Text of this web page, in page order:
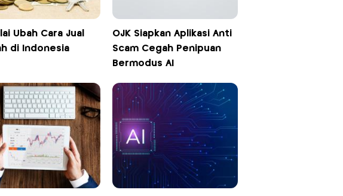
Ubah Cara Jual
di Indonesia
OJK Siapkan Aplikasi Anti
Scam Cegah Penipuan
Bermodus AI